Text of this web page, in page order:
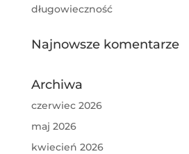
długowieczność
Najnowsze komentarze
Archiwa
czerwiec 2026
maj 2026
kwiecień 2026